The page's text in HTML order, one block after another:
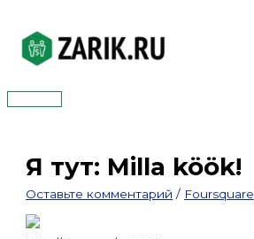
содержимому
Главное
Я тут: Milla köök!
Оставьте комментарий / Foursquare